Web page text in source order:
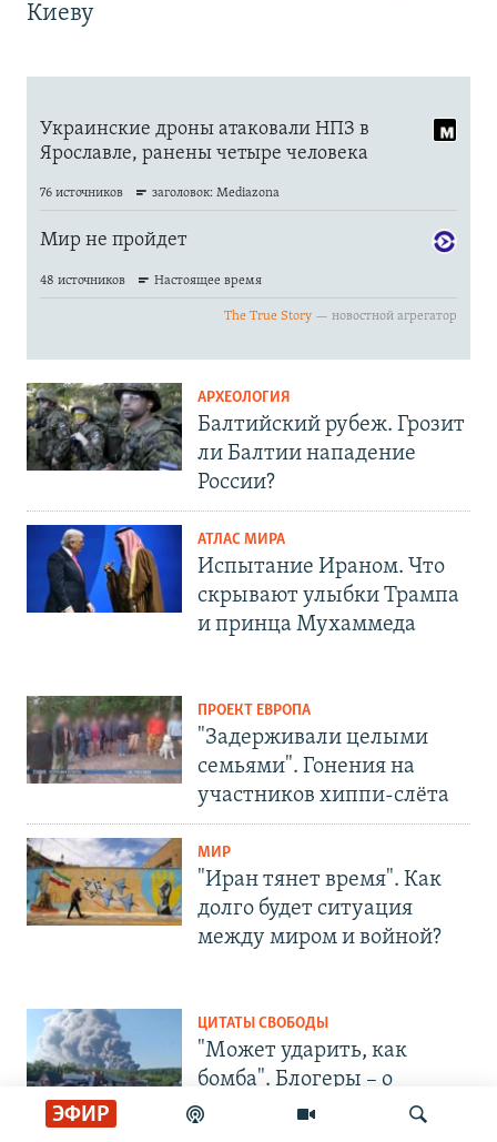
ЭФИР
Киеву
АРХЕОЛОГИЯ
Балтийский рубеж. Грозит
ли Балтии нападение
России?
АТЛАС МИРА
Испытание Ираном. Что
скрывают улыбки Трампа
и принца Мухаммеда
ПРОЕКТ ЕВРОПА
"Задерживали целыми
семьями". Гонения на
участников хиппи-слёта
МИР
"Иран тянет время". Как
долго будет ситуация
между миром и войной?
ЦИТАТЫ СВОБОДЫ
"Может ударить, как
бомба". Блогеры – о
последствиях атак на